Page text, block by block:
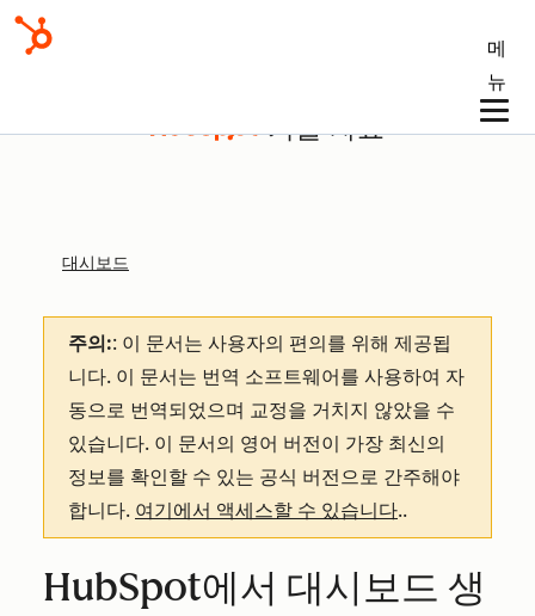
메
뉴
기술 자료
대시보드
주의:: 이 문서는 사용자의 편의를 위해 제공됩
니다. 이 문서는 번역 소프트웨어를 사용하여 자
동으로 번역되었으며 교정을 거치지 않았을 수
있습니다. 이 문서의 영어 버전이 가장 최신의
정보를 확인할 수 있는 공식 버전으로 간주해야
합니다. 여기에서 액세스할 수 있습니다..
HubSpot에서 대시보드 생